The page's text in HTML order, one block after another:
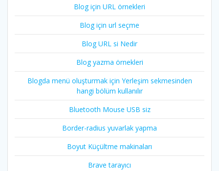
Blog için URL örnekleri
Blog için url seçme
Blog URL si Nedir
Blog yazma örnekleri
Blogda menü oluşturmak için Yerleşim sekmesinden
hangi bölüm kullanılır
Bluetooth Mouse USB siz
Border-radius yuvarlak yapma
Boyut Küçültme makinaları
Brave tarayıcı